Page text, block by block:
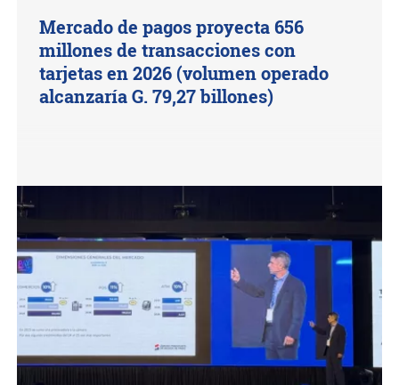
Mercado de pagos proyecta 656
millones de transacciones con
tarjetas en 2026 (volumen operado
alcanzaría G. 79,27 billones)